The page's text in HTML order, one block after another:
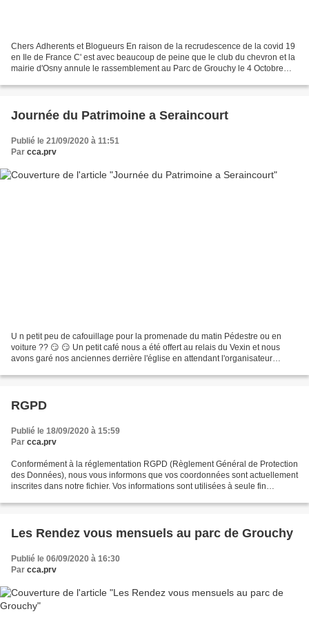
Chers Adherents et Blogueurs En raison de la recrudescence de la covid 19
en Ile de France C' est avec beaucoup de peine que le club du chevron et la
mairie d'Osny annule le rassemblement au Parc de Grouchy le 4 Octobre
Journée du Patrimoine a Seraincourt
Publié le 21/09/2020 à 11:51
Par cca.prv
U n petit peu de cafouillage pour la promenade du matin Pédestre ou en
voiture ?? 😏 😏 Un petit café nous a été offert au relais du Vexin et nous
avons garé nos anciennes derrière l'église en attendant l'organisateur
RGPD
Publié le 18/09/2020 à 15:59
Par cca.prv
Conformément à la réglementation RGPD (Règlement Général de Protection
des Données), nous vous informons que vos coordonnées sont actuellement
inscrites dans notre fichier. Vos informations sont utilisées à seule fin
Les Rendez vous mensuels au parc de Grouchy
Publié le 06/09/2020 à 16:30
Par cca.prv